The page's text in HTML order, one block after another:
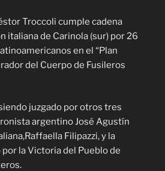
Troccoli cumple cadena
italiana de Carinola (sur) por 26
en el “Plan
del Cuerpo de Fusileros
juzgado por otros tres
argentino José Agustín
Filipazzi, y la
la Victoria del Pueblo de